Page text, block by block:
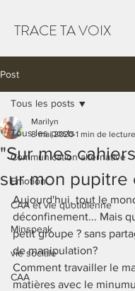
TRACE TA VOIX
Post
Tous les posts
Communication alternative
Emotion
CAA et vie quotidienne
Minspeak
vie sociale
CAA
Tous les posts
"Sur mes
sur mon pupitre
Marilyn
8 mai 2020 1 min de lecture
Aujourd'hui, tout le
déconfinement... Mais
petit groupe ? sans
de manipulation?
Comment travailler le
matières avec le